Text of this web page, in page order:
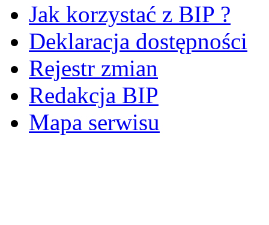
Jak korzystać z BIP ?
Deklaracja dostępności
Rejestr zmian
Redakcja BIP
Mapa serwisu